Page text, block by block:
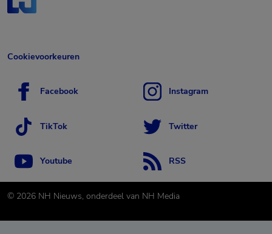
Cookievoorkeuren
Facebook Instagram
TikTok Twitter
Youtube RSS
© 2026 NH Nieuws, onderdeel van NH Media